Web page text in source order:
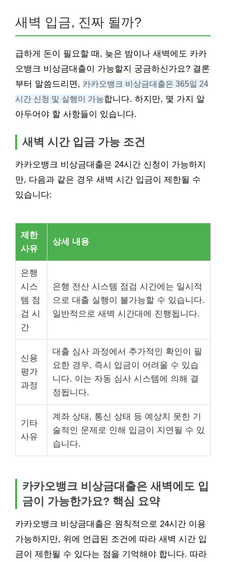
새벽 입금, 진짜 될까?
급하게 돈이 필요할 때, 늦은 밤이나 새벽에도 카카
오뱅크 비상금대출이 가능할지 궁금하신가요? 결론
부터 말씀드리면, 카카오뱅크 비상금대출은 365일 24
시간 신청 및 실행이 가능합니다. 하지만, 몇 가지 알
아두어야 할 사항들이 있습니다.
새벽 시간 입금 가능 조건
카카오뱅크 비상금대출은 24시간 신청이 가능하지
만, 다음과 같은 경우 새벽 시간 입금이 제한될 수
있습니다:
제한
사유
상세 내용
은행
시스
템 점
검 시
간
은행 전산 시스템 점검 시간에는 일시적
으로 대출 실행이 불가능할 수 있습니다.
일반적으로 새벽 시간대에 진행됩니다.
신용
평가
과정
대출 심사 과정에서 추가적인 확인이 필
요한 경우, 즉시 입금이 어려울 수 있습
니다. 이는 자동 심사 시스템에 의해 결
정됩니다.
기타
사유
계좌 상태, 통신 상태 등 예상치 못한 기
술적인 문제로 인해 입금이 지연될 수 있
습니다.
카카오뱅크 비상금대출은 새벽에도 입
금이 가능한가요? 핵심 요약
카카오뱅크 비상금대출은 원칙적으로 24시간 이용
가능하지만, 위에 언급된 조건에 따라 새벽 시간 입
금이 제한될 수 있다는 점을 기억해야 합니다. 따라